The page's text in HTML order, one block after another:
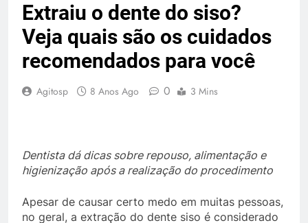
Extraiu o dente do siso?
Veja quais são os cuidados
recomendados para você
Agitosp 8 Anos Ago 0 3 Mins
Dentista dá dicas sobre repouso, alimentação e
higienização após a realização do procedimento
Apesar de causar certo medo em muitas pessoas,
no geral, a extração do dente siso é considerado